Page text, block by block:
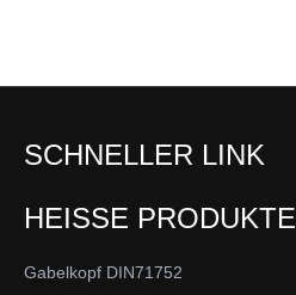
SCHNELLER LINK
HEISSE PRODUKTE
Gabelkopf DIN71752